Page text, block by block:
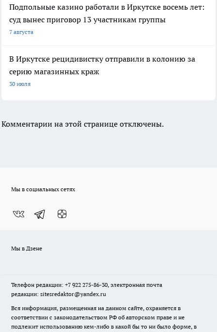
Подпольные казино работали в Иркутске восемь лет:
суд вынес приговор 13 участникам группы
7 августа
В Иркутске рецидивистку отправили в колонию за
серию магазинных краж
30 июля
Комментарии на этой странице отключены.
Мы в социальных сетях
Мы в Дзене
Телефон редакции: +7 922 275-86-30, электронная почта
редакции: sitesredaktor@yandex.ru
Вся информация, размещенная на данном сайте, охраняется в
соответствии с законодательством РФ об авторском праве и не
подлежит использованию кем-либо в какой бы то ни было форме, в